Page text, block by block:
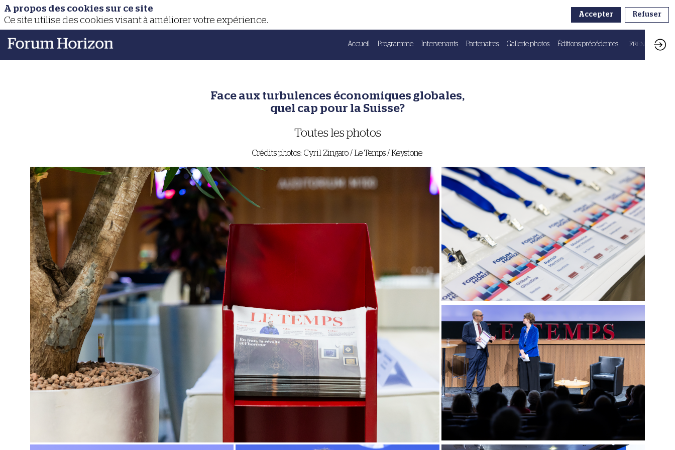
Accueil Programme Intervenants Partenaires Gallerie photos Éditions précédentes FR EN
Face aux turbulences économiques globales,
quel cap pour la Suisse?
Toutes les photos
Crédits photos: Cyril Zingaro / Le Temps / Keystone
A propos des cookies sur ce site
Ce site utilise des cookies visant à améliorer votre expérience.
Accepter Refuser